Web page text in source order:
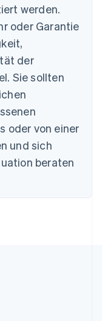
werden.
oder Garantie
der
Sie sollten
oder von einer
und sich
beraten